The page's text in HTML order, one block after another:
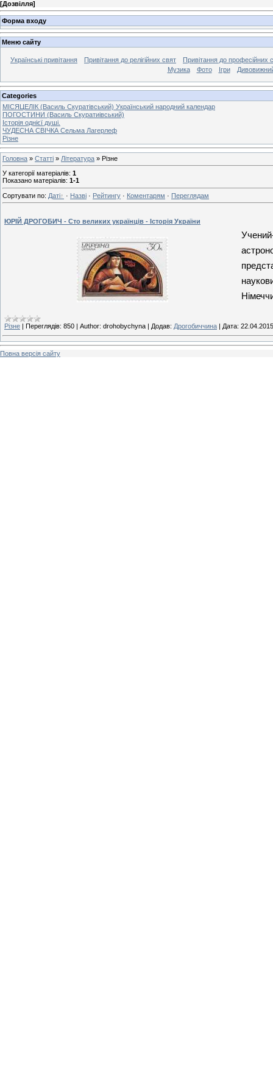
[Дозвілля]
Форма входу
Меню сайту
Українські привітання Привітання до релігійних свят
Привітання до професійних
Музика
Фото Ігри
Categories
МІСЯЦЕЛІК (Василь Скуратівський) Український народний календар
ПОГОСТИНИ (Василь Скуратиівський)
Історія однієї душі.
ЧУДЕСНА СВІЧКА Сельма Лагерлеф
Різне
Головна » Статті » Література » Різне
У категорії матеріалів: 1
Показано матеріалів: 1-1
Сортувати по: Даті · Назві · Рейтингу · Коментарям · Переглядам
ЮРІЙ ДРОГОБИЧ - Сто великих українців - Історія України
Різне Переглядів: 850 Author: drohobychyna Додав: Дрогобиччина Дата: 22.04.2015
Повна версія сайту